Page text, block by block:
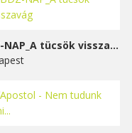
BDZ-NAP_A tücsök visszavág